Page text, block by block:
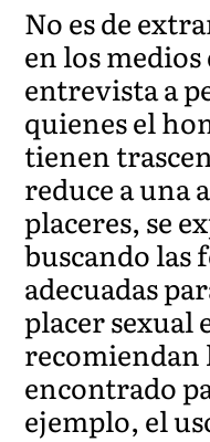
No es de
en los
entrevista a
quienes el
tienen
reduce a una
placeres, se
buscando las
adecuadas
placer sexual
recomiendan
encontrado
ejemplo, el